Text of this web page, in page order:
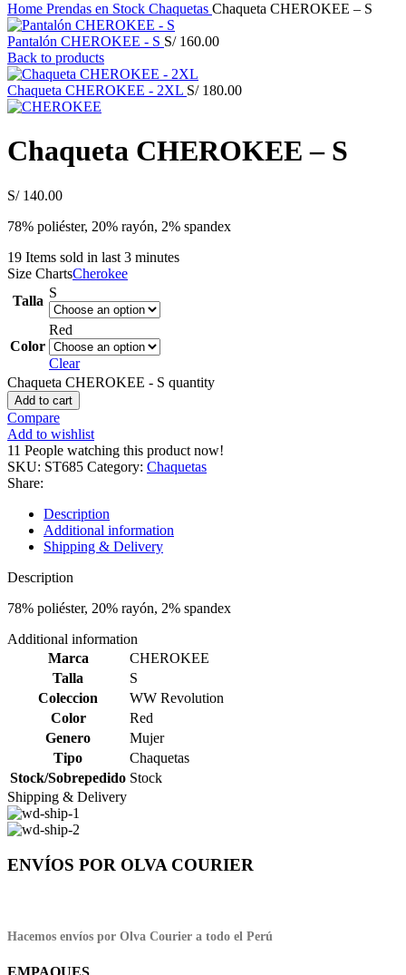
Home Prendas en Stock Chaquetas Chaqueta CHEROKEE – S
Pantalón CHEROKEE - S S/160.00
Back to products
Chaqueta CHEROKEE - 2XL S/180.00
Chaqueta CHEROKEE – S
S/140.00
78% poliéster, 20% rayón, 2% spandex
19 Items sold in last 3 minutes
Size ChartsCherokee
Talla
S
Color
Red
Clear
Chaqueta CHEROKEE - S quantity
Add to cart
Compare
Add to wishlist
11 People watching this product now!
SKU: ST685 Category: Chaquetas
Share:
Description
Additional information
Shipping & Delivery
Description
78% poliéster, 20% rayón, 2% spandex
Additional information
Marca
CHEROKEE
Talla
S
Coleccion
WW Revolution
Color
Red
Genero
Mujer
Tipo
Chaquetas
Stock/Sobrepedido Stock
Shipping & Delivery
ENVÍOS POR OLVA COURIER
Hacemos envíos por Olva Courier a todo el Perú